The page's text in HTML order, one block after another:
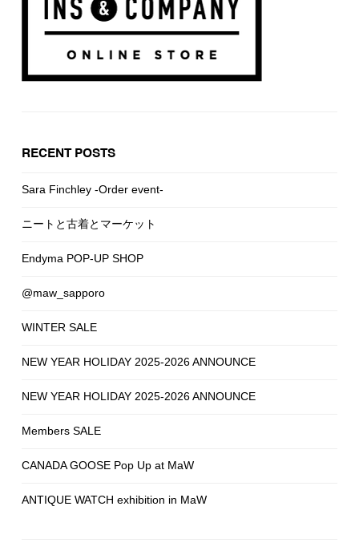
RECENT POSTS
Sara Finchley -Order event-
ニートと古着とマーケット
Endyma POP-UP SHOP
@maw_sapporo
WINTER SALE
NEW YEAR HOLIDAY 2025-2026 ANNOUNCE
NEW YEAR HOLIDAY 2025-2026 ANNOUNCE
Members SALE
CANADA GOOSE Pop Up at MaW
ANTIQUE WATCH exhibition in MaW